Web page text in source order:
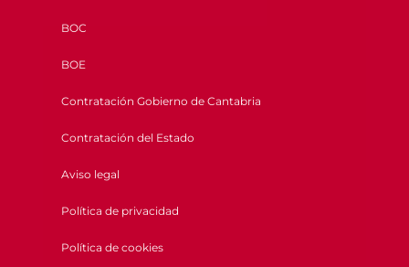
BOC
BOE
Contratación Gobierno de Cantabria
Contratación del Estado
Aviso legal
Política de privacidad
Política de cookies